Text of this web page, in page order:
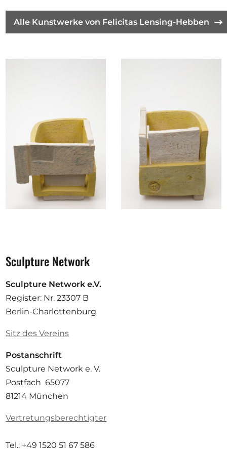
Alle Kunstwerke von Felicitas Lensing-Hebben
Sculpture Network
Sculpture Network e.V.
Register: Nr. 23307 B
Berlin-Charlottenburg
Sitz des Vereins
Postanschrift
Sculpture Network e. V.
Postfach 65077
81214 München
Vertretungsberechtigter
Tel.: +49 1520 51 67 586